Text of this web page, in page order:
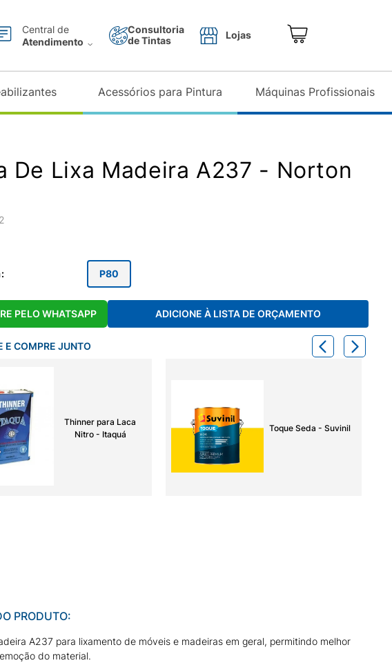
Central de
Atendimento
Consultoria
de Tintas
Lojas
Acessórios para Pintura Máquinas Profissionais
De Lixa Madeira A237 - Norton
: P80
PELO WHATSAPP ADICIONE À LISTA DE ORÇAMENTO
E COMPRE JUNTO
Thinner para Laca
Nitro - Itaquá
Toque Seda - Suvinil
PRODUTO:
A237 para lixamento de móveis e madeiras em geral, permitindo melhor
do material.